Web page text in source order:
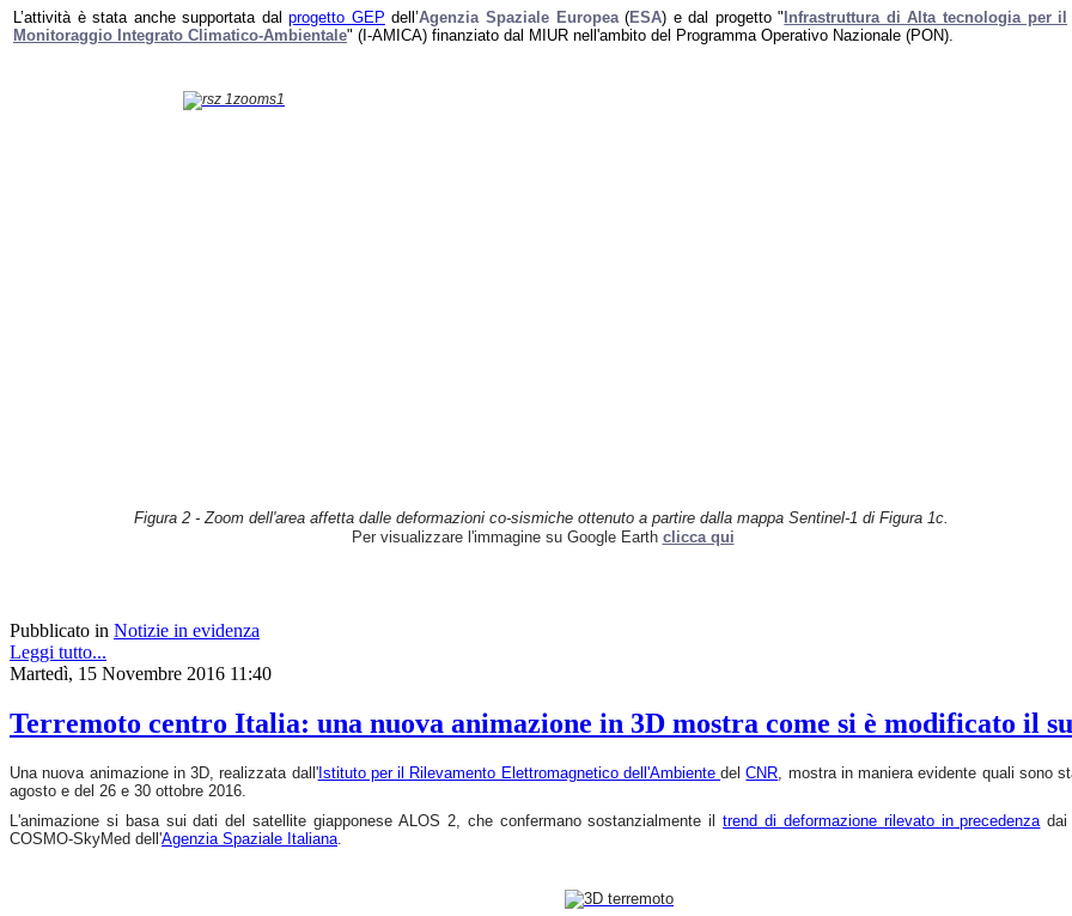
L’attività è stata anche supportata dal progetto GEP dell’Agenzia Spaziale Europea(ESA) e dal progetto "Infrastruttura di Alta tecnologia per il
Monitoraggio Integrato Climatico-Ambientale" (I-AMICA) finanziato dal MIUR nell'ambito del Programma Operativo Nazionale (PON).
Figura 2 - Zoom dell'area affetta dalle deformazioni co-sismiche ottenuto a partire dalla mappa Sentinel-1 di Figura 1c.
Per visualizzare l'immagine su Google Earth clicca qui
Pubblicato in Notizie in evidenza
Leggi tutto...
Martedì, 15 Novembre 2016 11:40
Terremoto centro Italia: una nuova animazione in 3D mostra come si è modificato il
Una nuova animazione in 3D, realizzata dall'Istituto per il Rilevamento Elettromagnetico dell'AmbientedelCNR, mostra in maniera evidente quali sono
agosto e del 26 e 30 ottobre 2016.
L'animazione si basa sui dati del satellite giapponese ALOS 2, che confermano sostanzialmente iltrend di deformazione rilevato in precedenzadai
COSMO-SkyMed dell'Agenzia Spaziale Italiana.